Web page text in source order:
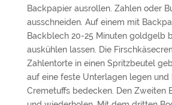
Backpapier ausrollen. Zahlen oder
ausschneiden. Auf einem mit
Backblech 20-25 Minuten goldgelb
auskühlen lassen. Die
Zahlentorte in einen Spritzbeutel
auf eine feste Unterlagen legen
Cremetuffs bedecken. Den Zweiten